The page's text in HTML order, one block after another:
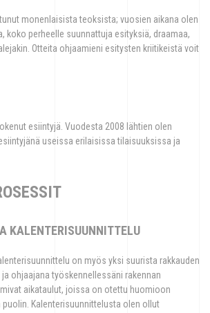
monenlaisista teoksista; vuosien aikana olen
koko perheelle suunnattuja esityksiä, draamaa,
Otteita ohjaamieni esitysten kriitikeistä voit
esiintyjä. Vuodesta 2008 lähtien olen
useissa erilaisissa tilaisuuksissa ja
KALENTERISUUNNITTELU
on myös yksi suurista rakkauden
ohjaajana työskennellessäni rakennan
aikataulut, joissa on otettu huomioon
puolin. Kalenterisuunnittelusta olen ollut